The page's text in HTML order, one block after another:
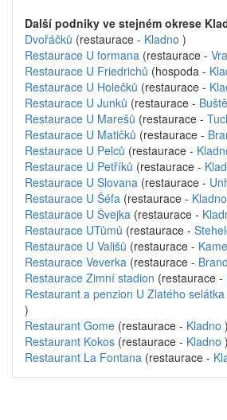
Další podniky ve stejném okrese
Dvořáčků (restaurace - Kladno )
Restaurace U formana (restaurace -
Restaurace U Friedrichů (hospoda -
Restaurace U Holečků (restaurace -
Restaurace U Junků (restaurace -
Restaurace U Marešů (restaurace -
Restaurace U Matičků (restaurace -
Restaurace U Pelců (restaurace -
Restaurace U Petříků (restaurace -
Restaurace U Slovana (restaurace -
Restaurace U Šéfa (restaurace - Kladno
Restaurace U Švejka (restaurace -
Restaurace UTůmů (restaurace -
Restaurace U Vališů (restaurace -
Restaurace Veverka (restaurace -
Restaurace Zimní stadion (restaurace -
Restaurant a penzion U Zlatého selátka
)
Restaurant Gome (restaurace - Kladno )
Restaurant Kokos (restaurace - Kladno )
Restaurant La Fontana (restaurace -